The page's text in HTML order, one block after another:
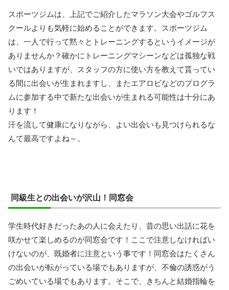
スポーツジムは、上記でご紹介したマラソン大会やゴルフス
クールよりも気軽に始めることができます。スポーツジム
は、一人で行って黙々とトレーニングするというイメージが
ありませんか？確かにトレーニングマシーンなどは孤独な戦
いではありますが、スタッフの方に使い方を教えて貰ってい
る間に出会いが生まれますし、またエアロビなどのプログラ
ムに参加する中で新たな出会いが生まれる可能性は十分にあ
ります！
汗を流して健康になりながら、よい出会いも見つけられるな
んて最高ですよね～。
同級生との出会いが沢山！同窓会
学生時代好きだったあの人に会えたり、昔の思い出話に花を
咲かせて楽しめるのが同窓会です！ここで注意しなければい
けないのが、既婚者に注意という事です！同窓会はたくさん
の出会いが転がっている場でもありますが、不倫の誘惑がう
ごめいている場でもあります。そこで、きちんと結婚指輪を